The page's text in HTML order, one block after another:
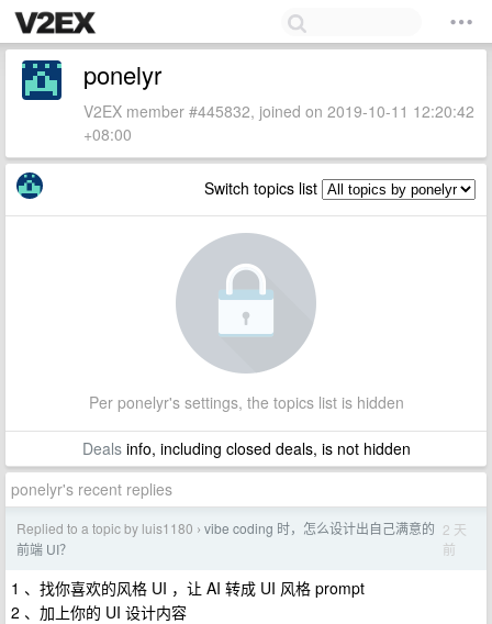
ponelyr
V2EX member #445832, joined on 2019-10-11 12:20:42
+08:00
Switch topics list
Per ponelyr's settings, the topics list is hidden
Dealsinfo, including closed deals, is not hidden
ponelyr's recent replies
Replied to a topic by luis1180 › vibe coding 时，怎么设计出自己满意的
前端 UI？
2 天
前
1 、找你喜欢的风格 UI ，让 AI 转成 UI 风格 prompt
2 、加上你的 UI 设计内容